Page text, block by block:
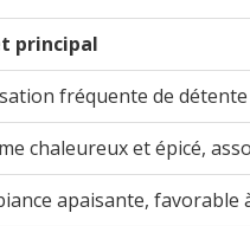
principal
fréquente de détente
chaleureux et épicé,
apaisante, favorable